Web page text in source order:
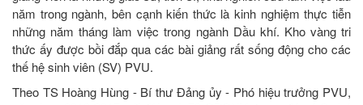
năm trong ngành, bên cạnh kiến thức là kinh nghiệm thực tiễn
những năm tháng làm việc trong ngành Dầu khí. Kho vàng tri
thức ấy được bồi đắp qua các bài giảng rất sống động cho các
thế hệ sinh viên (SV) PVU.
Theo TS Hoàng Hùng - Bí thư Đảng ủy - Phó hiệu trưởng PVU,